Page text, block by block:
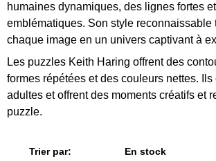
humaines dynamiques, des lignes fortes
emblématiques. Son style reconnaissable
chaque image en un univers captivant à
Les puzzles Keith Haring offrent des
formes répétées et des couleurs nettes.
adultes et offrent des moments créatifs et
puzzle.
Trier par: En stock